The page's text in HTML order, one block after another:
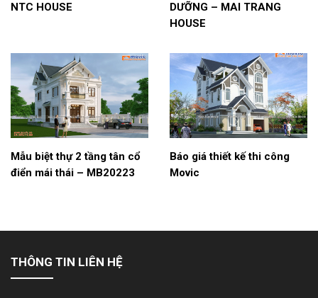
NTC HOUSE
DƯỠNG – MAI TRANG
HOUSE
Mẫu biệt thự 2 tầng tân cổ
điển mái thái – MB20223
Báo giá thiết kế thi công
Movic
THÔNG TIN LIÊN HỆ